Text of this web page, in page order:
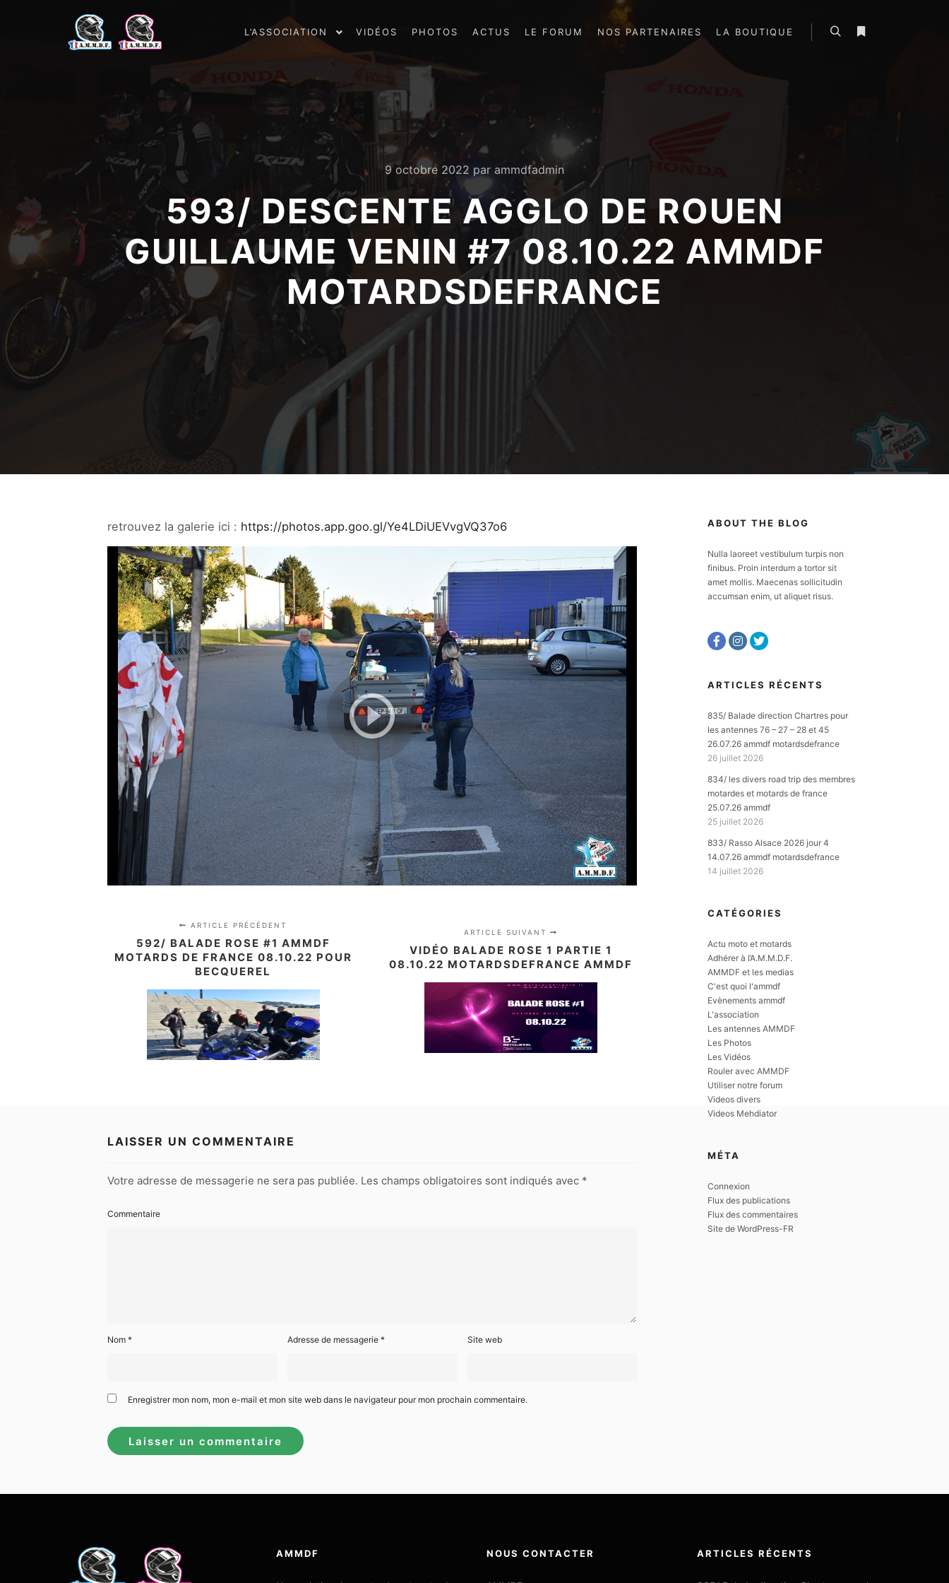
L’ASSOCIATION VIDÉOS PHOTOS ACTUS LE FORUM NOS PARTENAIRES LA BOUTIQUE
9 octobre 2022 par ammdfadmin
593/ DESCENTE AGGLO DE ROUEN
GUILLAUME VENIN #7 08.10.22 AMMDF
MOTARDSDEFRANCE
retrouvez la galerie ici : https://photos.app.goo.gl/Ye4LDiUEVvgVQ37o6
ARTICLE PRÉCÉDENT
592/ BALADE ROSE #1 AMMDF
MOTARDS DE FRANCE 08.10.22 POUR
BECQUEREL
ARTICLE SUIVANT
VIDÉO BALADE ROSE 1 PARTIE 1
08.10.22 MOTARDSDEFRANCE AMMDF
LAISSER UN COMMENTAIRE
Votre adresse de messagerie ne sera pas publiée. Les champs obligatoires sont indiqués avec *
Commentaire
Nom * Adresse de messagerie * Site web
Enregistrer mon nom, mon e-mail et mon site web dans le navigateur pour mon prochain commentaire.
ABOUT THE BLOG
Nulla laoreet vestibulum turpis non
finibus. Proin interdum a tortor sit
amet mollis. Maecenas sollicitudin
accumsan enim, ut aliquet risus.
ARTICLES RÉCENTS
835/ Balade direction Chartres pour
les antennes 76 – 27 – 28 et 45
26.07.26 ammdf motardsdefrance
26 juillet 2026
834/ les divers road trip des membres
motardes et motards de france
25.07.26 ammdf
25 juillet 2026
833/ Rasso Alsace 2026 jour 4
14.07.26 ammdf motardsdefrance
14 juillet 2026
CATÉGORIES
Actu moto et motards
Adhérer à l’A.M.M.D.F.
AMMDF et les medias
C'est quoi l'ammdf
Evènements ammdf
L'association
Les antennes AMMDF
Les Photos
Les Vidéos
Rouler avec AMMDF
Utiliser notre forum
Videos divers
Videos Mehdiator
MÉTA
Connexion
Flux des publications
Flux des commentaires
Site de WordPress-FR
AMMDF NOUS CONTACTER ARTICLES RÉCENTS